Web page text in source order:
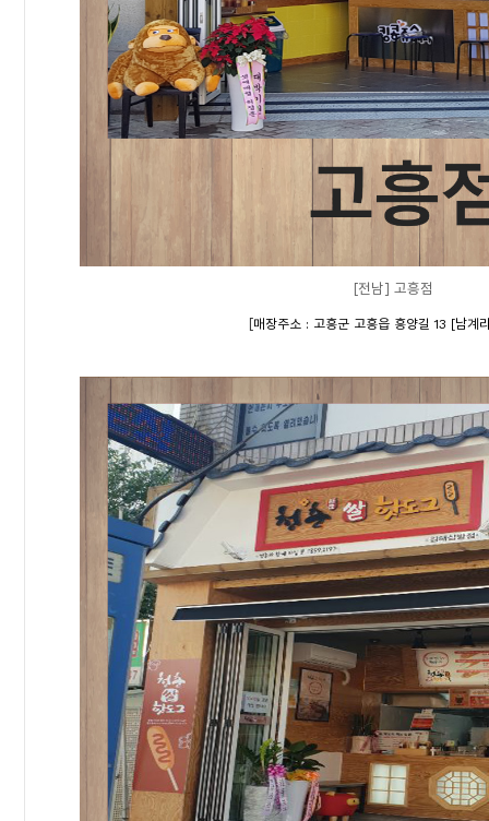
[전남] 고흥점
[매장주소 : 고흥군 고흥읍 흥양길 13 [남계